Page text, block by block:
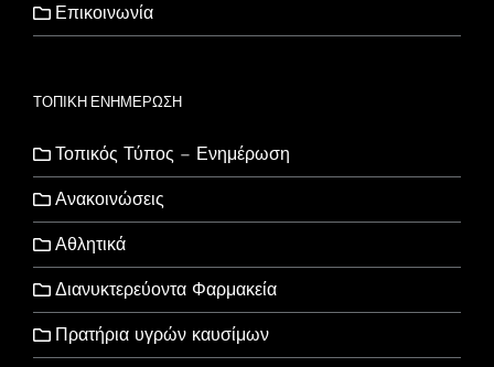
Επικοινωνία
ΤΟΠΙΚΗ ΕΝΗΜΕΡΩΣΗ
Τοπικός Τύπος – Ενημέρωση
Ανακοινώσεις
Αθλητικά
Διανυκτερεύοντα Φαρμακεία
Πρατήρια υγρών καυσίμων